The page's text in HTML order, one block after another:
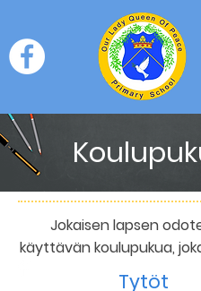
Jokaisen lapsen
käyttävän koulupukua,
Tytöt